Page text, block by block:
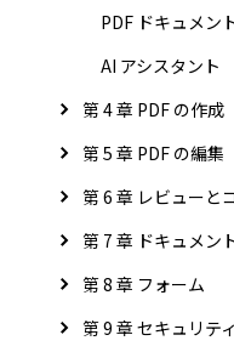
PDF ドキュメン
AI アシスタント
第 4 章 PDF の作成
第 5 章 PDF の編集
第 6 章 レビューと
第 7 章 ドキュメン
第 8 章 フォーム
第 9 章 セキュリティ